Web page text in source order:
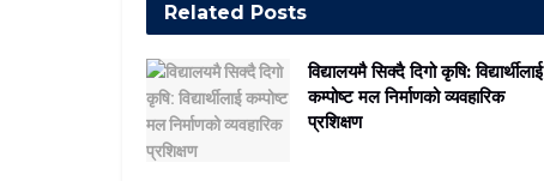
Related Posts
विद्यालयमै सिक्दै दिगो कृषि: विद्यार्थीलाई
कम्पोष्ट मल निर्माणको व्यवहारिक
प्रशिक्षण